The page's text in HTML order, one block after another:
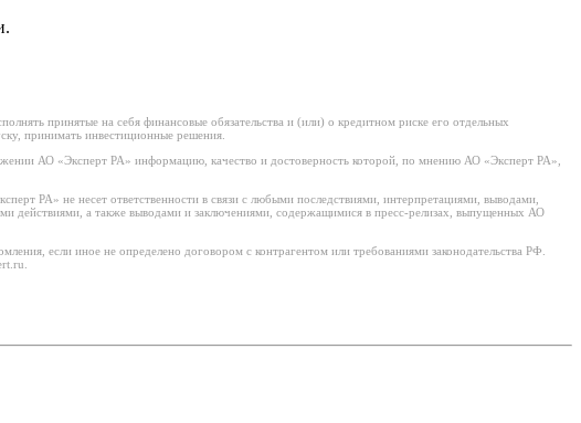
принятые на себя финансовые обязательства и (или) о кредитном риске его отдельных
принимать инвестиционные решения.
АО «Эксперт РА» информацию, качество и достоверность которой, по мнению АО «Эксперт РА»,
РА» не несет ответственности в связи с любыми последствиями, интерпретациями, выводами,
действиями, а также выводами и заключениями, содержащимися в пресс-релизах, выпущенных АО
если иное не определено договором с контрагентом или требованиями законодательства РФ.